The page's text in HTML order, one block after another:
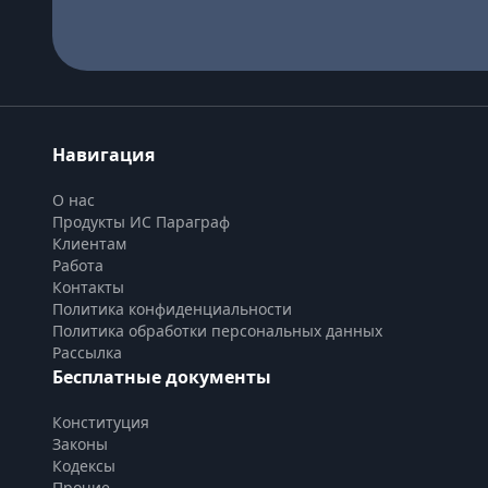
Навигация
О нас
Продукты ИС Параграф
Клиентам
Работа
Контакты
Политика конфиденциальности
Политика обработки персональных данных
Рассылка
Бесплатные документы
Конституция
Законы
Кодексы